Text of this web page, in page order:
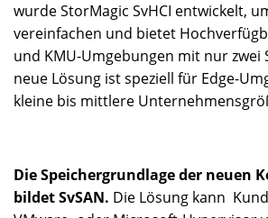
wurde StorMagic SvHCI entwickelt,
vereinfachen und bietet
und KMU-Umgebungen mit nur zwei
neue Lösung ist speziell für Edge-
kleine bis mittlere
Die Speichergrundlage der neuen
bildet SvSAN. Die Lösung kann